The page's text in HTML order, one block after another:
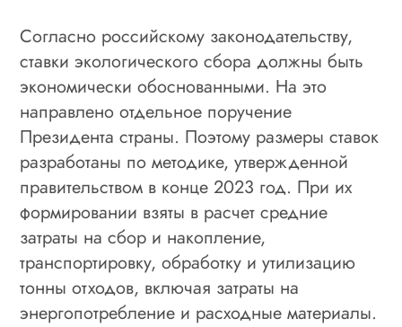
Согласно российскому законодательству,
ставки экологического сбора должны быть
экономически обоснованными. На это
направлено отдельное поручение
Президента страны. Поэтому размеры ставок
разработаны по методике, утвержденной
правительством в конце 2023 год. При их
формировании взяты в расчет средние
затраты на сбор и накопление,
транспортировку, обработку и утилизацию
тонны отходов, включая затраты на
энергопотребление и расходные материалы.